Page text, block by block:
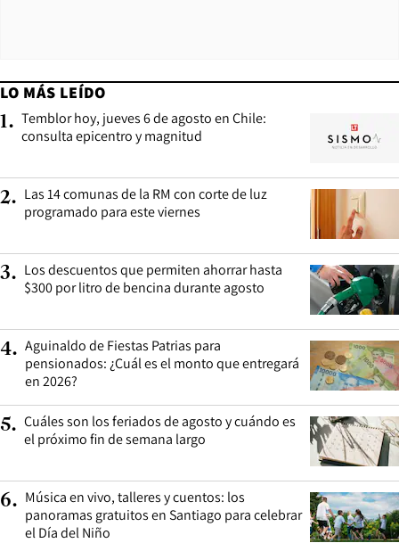
LO MÁS LEÍDO
1. Temblor hoy, jueves 6 de agosto en Chile:
consulta epicentro y magnitud
2. Las 14 comunas de la RM con corte de luz
programado para este viernes
3. Los descuentos que permiten ahorrar hasta
$300 por litro de bencina durante agosto
4. Aguinaldo de Fiestas Patrias para
pensionados: ¿Cuál es el monto que entregará
en 2026?
5. Cuáles son los feriados de agosto y cuándo es
el próximo fin de semana largo
6. Música en vivo, talleres y cuentos: los
panoramas gratuitos en Santiago para celebrar
el Día del Niño